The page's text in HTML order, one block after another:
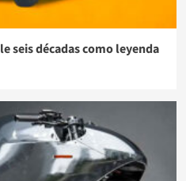
seis décadas como leyenda